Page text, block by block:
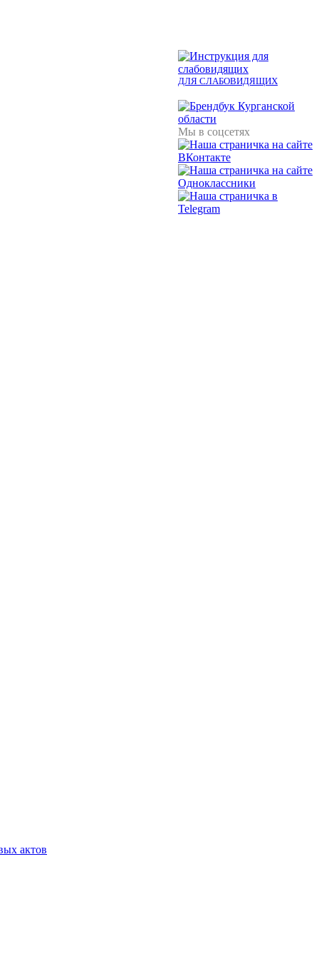
ДЛЯ СЛАБОВИДЯЩИХ
Мы в соцсетях
актов